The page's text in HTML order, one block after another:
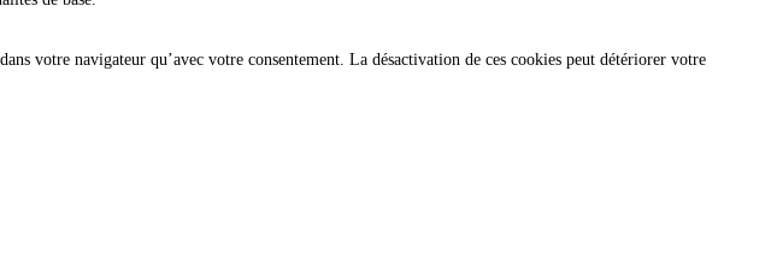
votre navigateur qu’avec votre consentement. La désactivation de ces cookies peut détériorer votre